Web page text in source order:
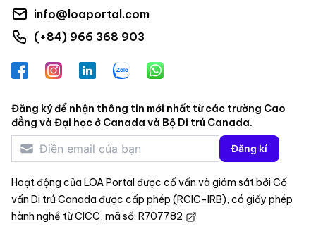
info@loaportal.com
(+84) 966 368 903
FacebookInstagramLinkedInZalo WhatsApp
Đăng ký để nhận thông tin mới nhất từ các trường Cao
đẳng và Đại học ở Canada và Bộ Di trú Canada.
Đăng kí
Hoạt động của LOA Portal được cố vấn và giám sát bởi Cố
vấn Di trú Canada được cấp phép (RCIC-IRB), có giấy phép
hành nghề từ CICC, mã số: R707782